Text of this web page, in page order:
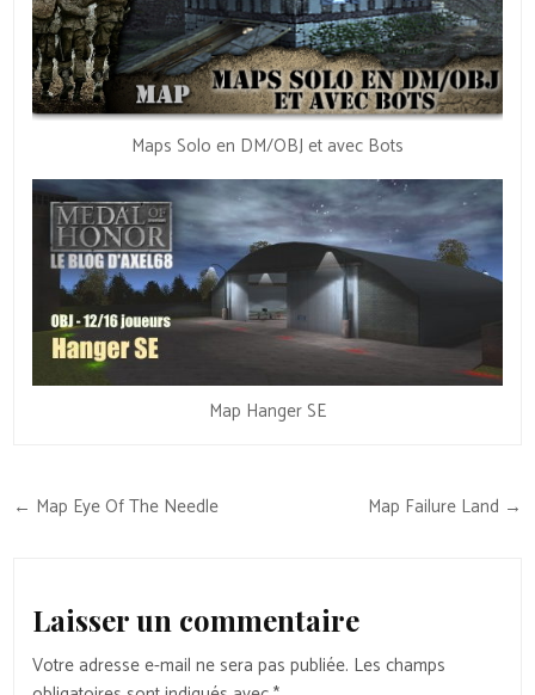
Maps Solo en DM/OBJ et avec Bots
Map Hanger SE
Navigation
← Map Eye Of The Needle Map Failure Land →
Laisser un commentaire
Votre adresse e-mail ne sera pas publiée. Les champs